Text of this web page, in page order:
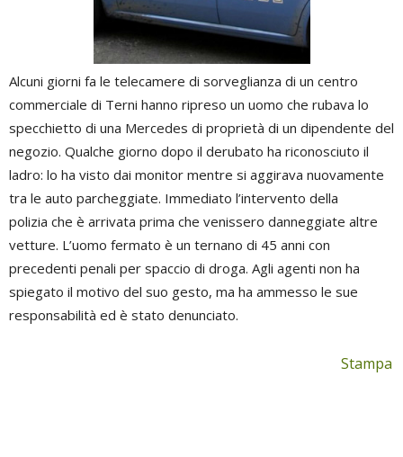
Alcuni giorni fa le telecamere di sorveglianza di un centro
commerciale di Terni hanno ripreso un uomo che rubava lo
specchietto di una Mercedes di proprietà di un dipendente del
negozio. Qualche giorno dopo il derubato ha riconosciuto il
ladro: lo ha visto dai monitor mentre si aggirava nuovamente
tra le auto parcheggiate. Immediato l’intervento della
polizia che è arrivata prima che venissero danneggiate altre
vetture. L’uomo fermato è un ternano di 45 anni con
precedenti penali per spaccio di droga. Agli agenti non ha
spiegato il motivo del suo gesto, ma ha ammesso le sue
responsabilità ed è stato denunciato.
Stampa